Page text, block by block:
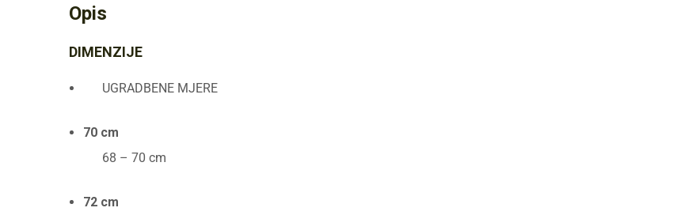
Opis
DIMENZIJE
UGRADBENE MJERE
70 cm
68 – 70 cm
72 cm